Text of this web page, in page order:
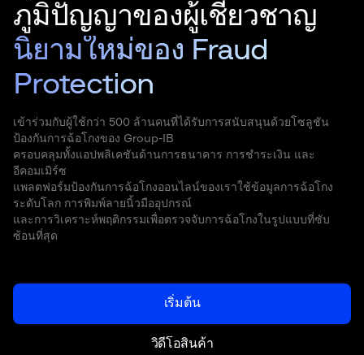
ภูมิปัญญาของผู้เชี่ยวชาญ
นิยามใหม่ของ Fraud
Protection
เข้าร่วมกับผู้ใช้กว่า 500 ล้านคนที่ได้รับการสนับสนุนด้วยโซลูชัน
ป้องกันการฉ้อโกงของ Group-IB
ครอบคลุมทั้งแอปพลิเคชันด้านการธนาคาร การชำระเงิน และ
อีคอมเมิร์ซ
แพลตฟอร์มป้องกันการฉ้อโกงออนไลน์ของเราใช้ข้อมูลการฉ้อโกง
ระดับโลก การพิมพ์ลายนิ้วมืออุปกรณ์
และการวิเคราะห์พฤติกรรมเพื่อตรวจจับการฉ้อโกงในรูปแบบที่ซับ
ซ้อนที่สุด
เริ่มต้น
วิดีโอสินค้า